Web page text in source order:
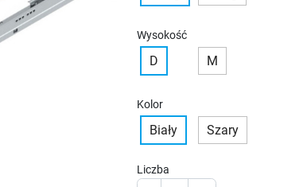
Wysokość
D M
Kolor
Biały Szary
Liczba